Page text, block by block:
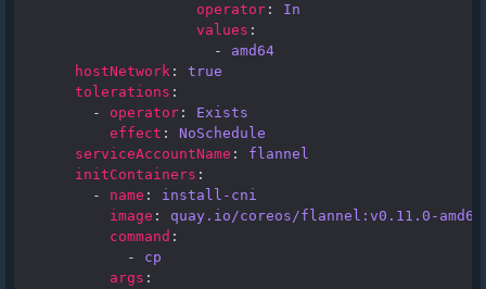
operator :
In
values :
-
amd64
hostNetwork :
true
tolerations :
-
operator :
Exists
effect :
NoSchedule
serviceAccountName :
flannel
initContainers :
-
name :
install-cni
image :
quay.io/coreos/flannel:v0.11.0-amd64
command :
-
cp
args :